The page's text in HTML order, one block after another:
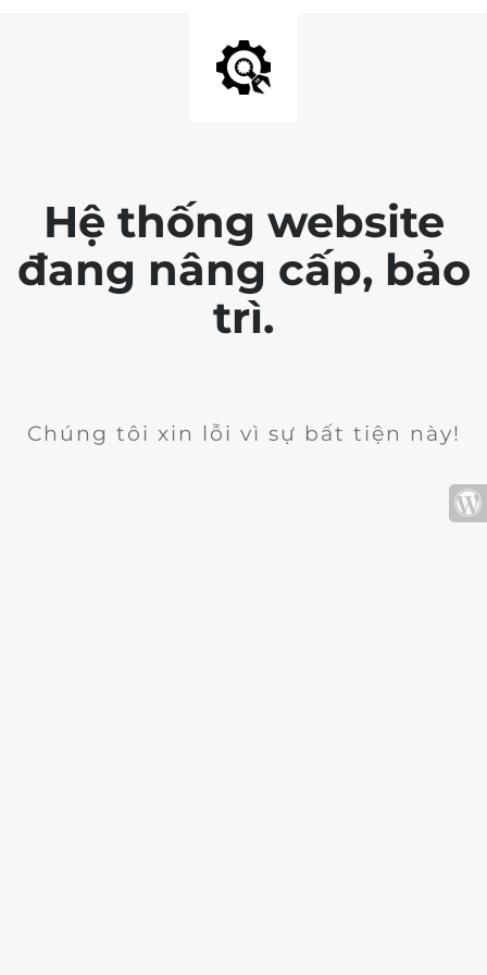
Hệ thống website
đang nâng cấp, bảo
trì.
Chúng tôi xin lỗi vì sự bất tiện này!